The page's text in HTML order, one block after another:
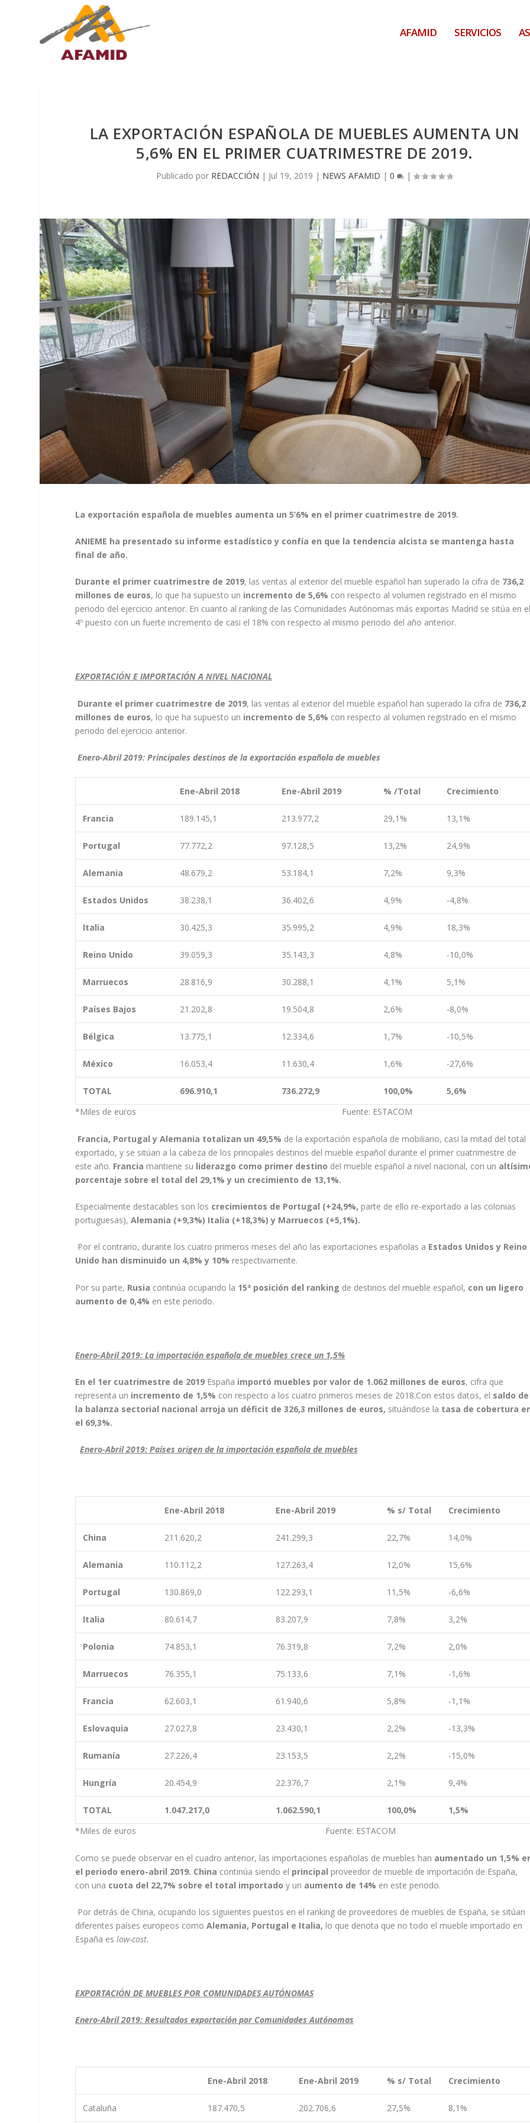
AFAMID SERVICIOS
LA EXPORTACIÓN ESPAÑOLA DE MUEBLES AUMENTA UN
5,6% EN EL PRIMER CUATRIMESTRE DE 2019.
Publicado por REDACCIÓN | Jul 19, 2019 | NEWS AFAMID |0 |
La exportación española de muebles aumenta un 5’6% en el primer cuatrimestre de 2019.
ANIEME ha presentado su informe estadístico y confía en que la tendencia alcista se mantenga hasta
final de año.
Durante el primer cuatrimestre de 2019, las ventas al exterior del mueble español han superado la cifra de 736,2
millones de euros, lo que ha supuesto un incremento de 5,6% con respecto al volumen registrado en el mismo
periodo del ejercicio anterior. En cuanto al ranking de las Comunidades Autónomas más exportas Madrid se sitúa en
4º puesto con un fuerte incremento de casi el 18% con respecto al mismo periodo del año anterior.
EXPORTACIÓN E IMPORTACIÓN A NIVEL NACIONAL
Durante el primer cuatrimestre de 2019, las ventas al exterior del mueble español han superado la cifra de 736,2
millones de euros, lo que ha supuesto un incremento de 5,6% con respecto al volumen registrado en el mismo
periodo del ejercicio anterior.
Enero-Abril 2019: Principales destinos de la exportación española de muebles
Ene-Abril 2018 Ene-Abril 2019 % /Total Crecimiento
Francia 189.145,1 213.977,2 29,1% 13,1%
Portugal 77.772,2 97.128,5 13,2% 24,9%
Alemania 48.679,2 53.184,1 7,2% 9,3%
Estados Unidos 38.238,1 36.402,6 4,9% -4,8%
Italia 30.425,3 35.995,2 4,9% 18,3%
Reino Unido 39.059,3 35.143,3 4,8% -10,0%
Marruecos 28.816,9 30.288,1 4,1% 5,1%
Países Bajos 21.202,8 19.504,8 2,6% -8,0%
Bélgica 13.775,1 12.334,6 1,7% -10,5%
México 16.053,4 11.630,4 1,6% -27,6%
TOTAL 696.910,1 736.272,9 100,0%
5,6%
*Miles de euros Fuente: ESTACOM
Francia, Portugal y Alemania totalizan un 49,5% de la exportación española de mobiliario, casi la mitad del total
exportado, y se sitúan a la cabeza de los principales destinos del mueble español durante el primer cuatrimestre de
este año. Francia mantiene su liderazgo como primer destino del mueble español a nivel nacional, con un
porcentaje sobre el total del 29,1% y un crecimiento de 13,1%.
Especialmente destacables son los crecimientos de Portugal (+24,9%, parte de ello re-exportado a las colonias
portuguesas),Alemania (+9,3%) Italia (+18,3%) y Marruecos (+5,1%).
Por el contrario, durante los cuatro primeros meses del año las exportaciones españolas a Estados Unidos y Reino
Unido han disminuido un 4,8% y 10% respectivamente.
Por su parte, Rusia continúa ocupando la 15ª posición del ranking de destinos del mueble español, con un ligero
aumento de 0,4% en este periodo.
Enero-Abril 2019: La importación española de muebles crece un 1,5%
En el 1er cuatrimestre de 2019 España importó muebles por valor de 1.062 millones de euros, cifra que
representa un incremento de 1,5% con respecto a los cuatro primeros meses de 2018.Con estos datos, el saldo de
la balanza sectorial nacional arroja un déficit de 326,3 millones de euros, situándose la tasa de cobertura
el 69,3%.
Enero-Abril 2019: Países origen de la importación española de muebles
Ene-Abril 2018 Ene-Abril 2019 % s/ Total Crecimiento
China 211.620,2 241.299,3 22,7% 14,0%
Alemania 110.112,2 127.263,4 12,0% 15,6%
Portugal 130.869,0 122.293,1 11,5% -6,6%
Italia 80.614,7 83.207,9 7,8% 3,2%
Polonia 74.853,1 76.319,8 7,2% 2,0%
Marruecos 76.355,1 75.133,6 7,1% -1,6%
Francia 62.603,1 61.940,6 5,8% -1,1%
Eslovaquia 27.027,8 23.430,1 2,2% -13,3%
Rumanía 27.226,4 23.153,5 2,2% -15,0%
Hungría 20.454,9 22.376,7 2,1% 9,4%
TOTAL 1.047.217,0 1.062.590,1 100,0%
1,5%
*Miles de euros Fuente: ESTACOM
Como se puede observar en el cuadro anterior, las importaciones españolas de muebles han aumentado un 1,5%
el periodo enero-abril 2019. China continúa siendo el principal proveedor de mueble de importación de España,
con una cuota del 22,7% sobre el total importado y un aumento de 14% en este periodo.
Por detrás de China, ocupando los siguientes puestos en el ranking de proveedores de muebles de España, se sitúan
diferentes países europeos comoAlemania, Portugal e Italia, lo que denota que no todo el mueble importado en
España eslow-cost.
EXPORTACIÓN DE MUEBLES POR COMUNIDADES AUTÓNOMAS
Enero-Abril 2019: Resultados exportación por Comunidades Autónomas
Ene-Abril 2018 Ene-Abril 2019 % s/ Total Crecimiento
Cataluña 187.470,5 202.706,6 27,5% 8,1%